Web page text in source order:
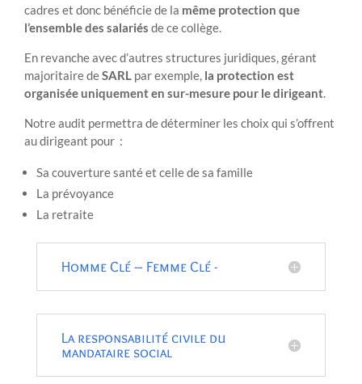
cadres et donc bénéficie de la même protection que
l’ensemble des salariés de ce collège.
En revanche avec d’autres structures juridiques, gérant
majoritaire deSARL par exemple, la protection est
organisée uniquement en sur-mesure pour le dirigeant.
Notre audit permettra de déterminer les choix qui s’offrent
au dirigeant pour :
Sa couverture santé et celle de sa famille
La prévoyance
La retraite
Homme Clé – Femme Clé -
La responsabilité civile du
mandataire social